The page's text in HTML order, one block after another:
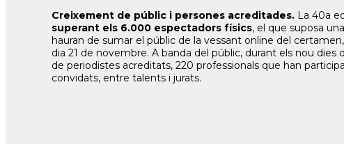
Creixement de públic i persones acreditades. La 40a
superant els 6.000 espectadors físics, el que suposa una
hauran de sumar el públic de la vessant online del
dia 21 de novembre. A banda del públic, durant els nou
de periodistes acreditats, 220 professionals que han
convidats, entre talents i jurats.